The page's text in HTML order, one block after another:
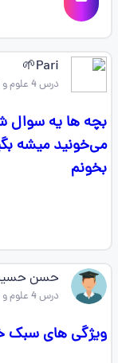
Pari🌱
درس 4 علوم و فنون ادبی دهم
بچه ها یه سوال
می‌خونید میشه
بخونم
حسن
درس 4 علوم و فنون ادبی دهم
ویژگی های سبک